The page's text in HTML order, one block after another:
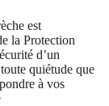
est
la Protection
d’un
quiétude que
à vos